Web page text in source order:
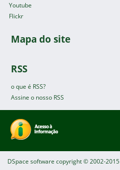
Youtube
Flickr
Mapa do site
RSS
o que é RSS?
Assine o nosso RSS
DSpace software copyright © 2002-2015